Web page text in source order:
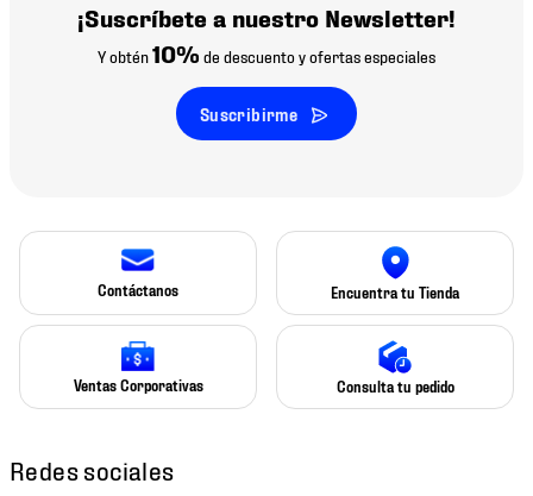
¡Suscríbete a nuestro Newsletter!
Y obtén10% de descuento y ofertas especiales
Suscribirme
Contáctanos Encuentra tu Tienda
Ventas Corporativas Consulta tu pedido
Redes sociales